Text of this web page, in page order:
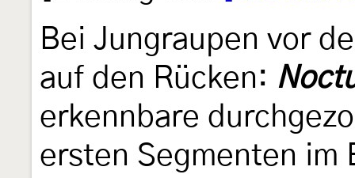
Bei Jungraupen vor
auf den Rücken:
erkennbare
ersten Segmenten im